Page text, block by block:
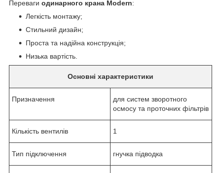
Переваги одинарного крана Modern:
Легкість монтажу;
Стильний дизайн;
Проста та надійна конструкція;
Низька вартість.
Основні характеристики
Призначення
для систем зворотного
осмосу та проточних фільтрів
Кількість вентилів 1
Тип підключення гнучка підводка